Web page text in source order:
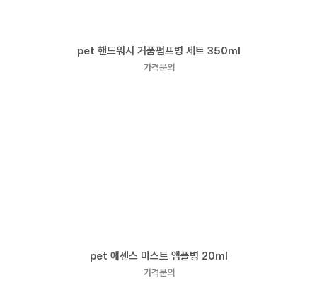
pet 핸드워시 거품펌프병 세트 350ml
가격문의
pet 에센스 미스트 앰플병 20ml
가격문의